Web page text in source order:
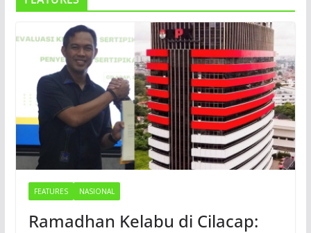
FEATURES NASIONAL
Ramadhan Kelabu di Cilacap: